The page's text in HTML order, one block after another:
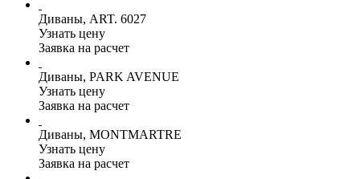
Диваны, ART. 6027
Узнать цену
Заявка на расчет
Диваны, PARK AVENUE
Узнать цену
Заявка на расчет
Диваны, MONTMARTRE
Узнать цену
Заявка на расчет